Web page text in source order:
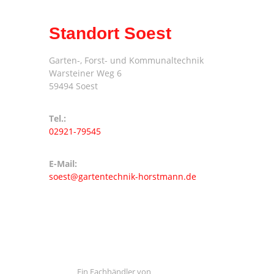
Standort Soest
Garten-, Forst- und Kommunaltechnik
Warsteiner Weg 6
59494 Soest
Tel.:
02921-79545
E-Mail:
soest@gartentechnik-horstmann.de
Ein Fachhändler von